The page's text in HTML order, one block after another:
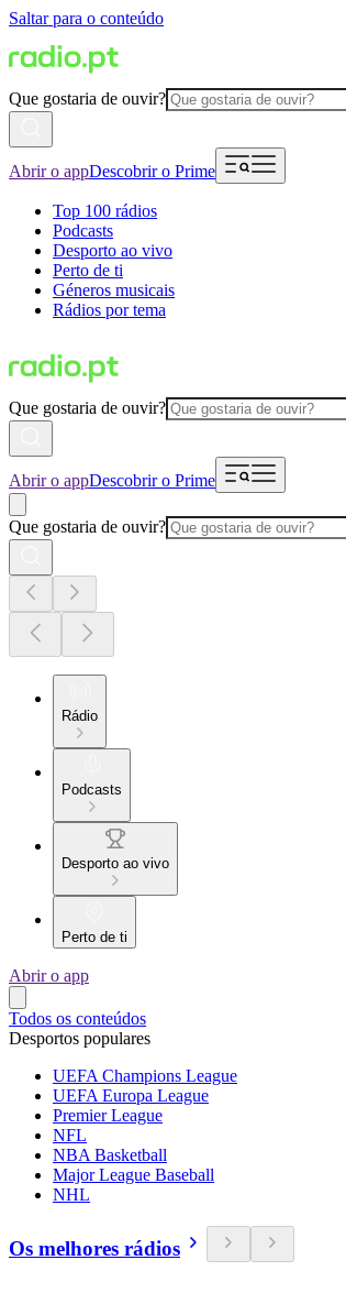
Saltar para o conteúdo
Que gostaria de ouvir?
Abrir o appDescobrir o Prime
Top 100 rádios
Podcasts
Desporto ao vivo
Perto de ti
Géneros musicais
Rádios por tema
Que gostaria de ouvir?
Abrir o appDescobrir o Prime
Que gostaria de ouvir?
Rádio
Podcasts
Desporto ao vivo
Perto de ti
Abrir o app
Todos os conteúdos
Desportos populares
UEFA Champions League
UEFA Europa League
Premier League
NFL
NBA Basketball
Major League Baseball
NHL
Os melhores rádios